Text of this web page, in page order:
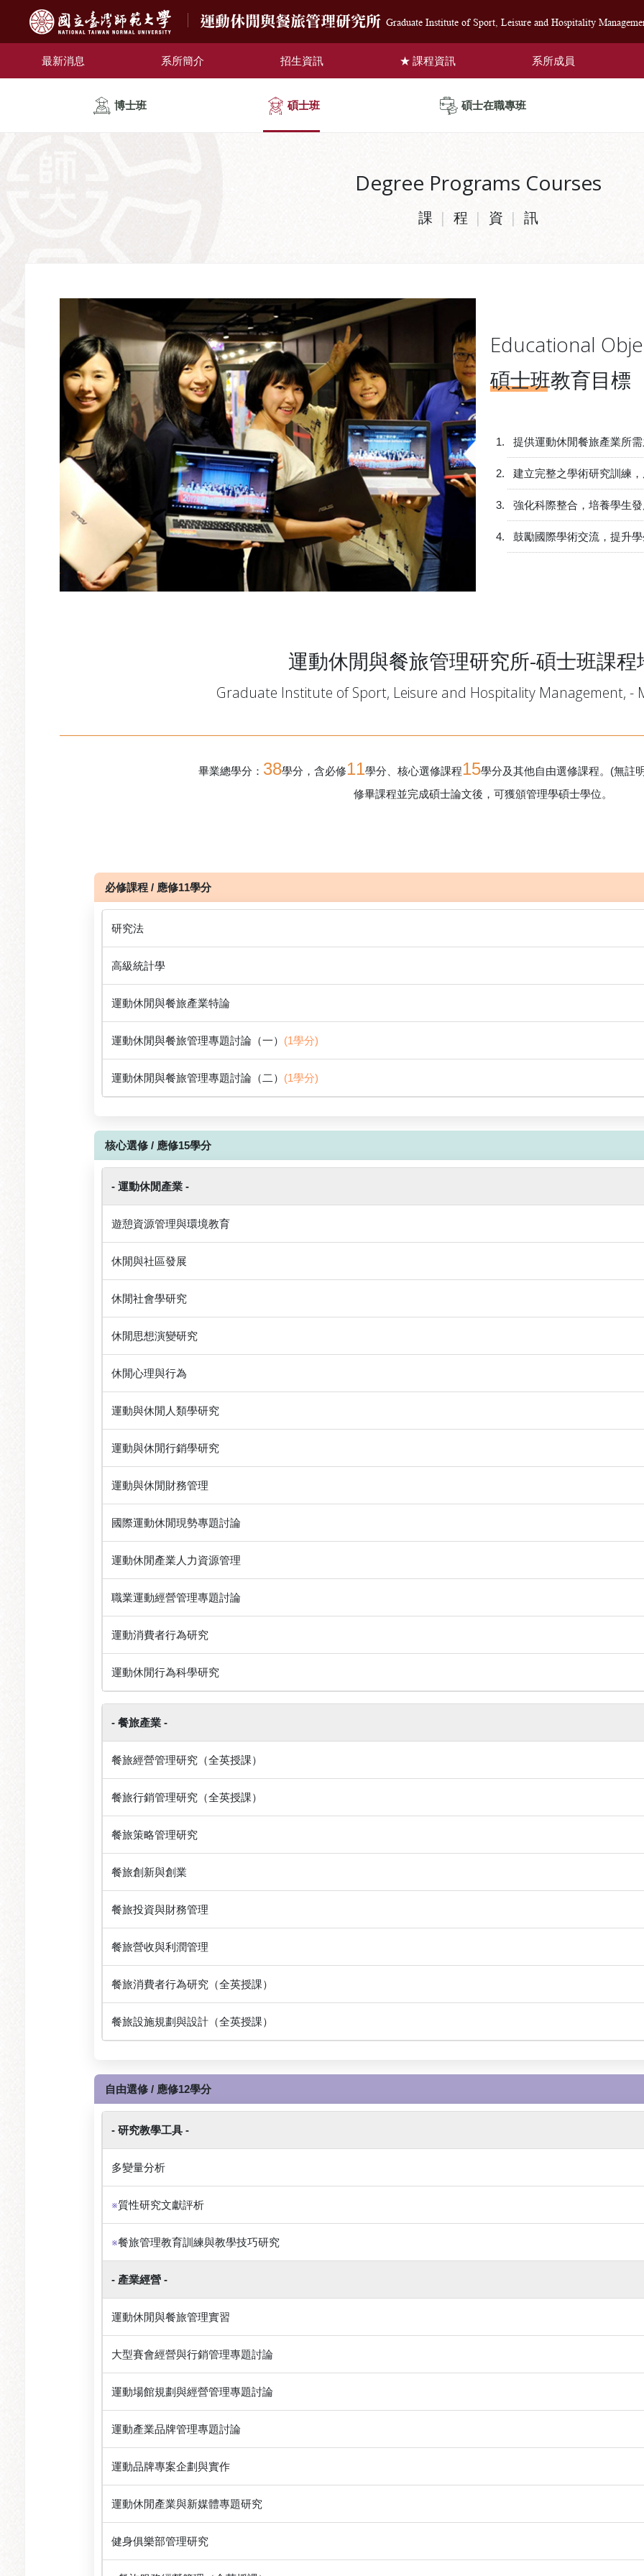
運動休閒與餐旅管理研究所 Graduate Institute of Sport, Leisure and Hospitality
最新消息 系所簡介 招生資訊 課程資訊 系所成員
博士班 碩士班 碩士在職專班
Degree Programs Courses
課 程 資 訊
Educational
碩士班教育目標
提供運動休閒餐旅產業所
建立完整之學術研究訓練
強化科際整合，培養學生
鼓勵國際學術交流，提升學
運動休閒與餐旅管理研究所-碩士班課程
Graduate Institute of Sport, Leisure and Hospitality Management, -
畢業總學分： 38學分，含必修11學分、核心選修課程15學分及其他自由選修課程。(無註
修畢課程並完成碩士論文後，可獲頒管理學碩士學位。
必修課程 / 應修11學分
研究法
高級統計學
運動休閒與餐旅產業特論
運動休閒與餐旅管理專題討論（一） (1學分)
運動休閒與餐旅管理專題討論（二） (1學分)
核心選修 / 應修15學分
- 運動休閒產業 -
遊憩資源管理與環境教育
休閒與社區發展
休閒社會學研究
休閒思想演變研究
休閒心理與行為
運動與休閒人類學研究
運動與休閒行銷學研究
運動與休閒財務管理
國際運動休閒現勢專題討論
運動休閒產業人力資源管理
職業運動經營管理專題討論
運動消費者行為研究
運動休閒行為科學研究
- 餐旅產業 -
餐旅經營管理研究（全英授課）
餐旅行銷管理研究（全英授課）
餐旅策略管理研究
餐旅創新與創業
餐旅投資與財務管理
餐旅營收與利潤管理
餐旅消費者行為研究（全英授課）
餐旅設施規劃與設計（全英授課）
自由選修 / 應修12學分
- 研究教學工具 -
多變量分析
※質性研究文獻評析
※餐旅管理教育訓練與教學技巧研究
- 產業經營 -
運動休閒與餐旅管理實習
大型賽會經營與行銷管理專題討論
運動場館規劃與經營管理專題討論
運動產業品牌管理專題討論
運動品牌專案企劃與實作
運動休閒產業與新媒體專題研究
健身俱樂部管理研究